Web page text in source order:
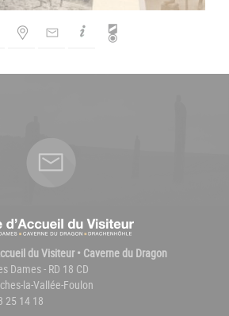
du Visiteur • Caverne du Dragon
Dames - RD 18 CD
la-Vallée-Foulon
25 14 18